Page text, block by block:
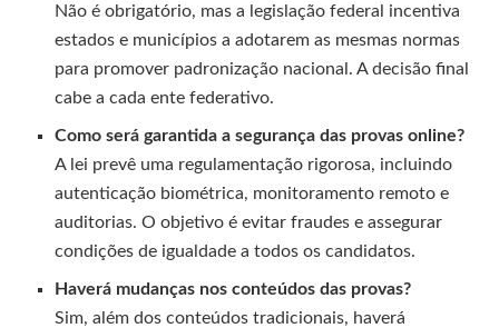
Não é obrigatório, mas a legislação federal incentiva
estados e municípios a adotarem as mesmas normas
para promover padronização nacional. A decisão final
cabe a cada ente federativo.
Como será garantida a segurança das provas online?
A lei prevê uma regulamentação rigorosa, incluindo
autenticação biométrica, monitoramento remoto e
auditorias. O objetivo é evitar fraudes e assegurar
condições de igualdade a todos os candidatos.
Haverá mudanças nos conteúdos das provas?
Sim, além dos conteúdos tradicionais, haverá